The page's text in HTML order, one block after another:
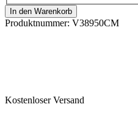
In den Warenkorb
Produktnummer: V38950CM
Kostenloser Versand